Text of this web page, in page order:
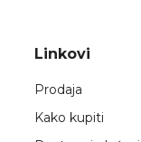
Linkovi
Prodaja
Kako kupiti